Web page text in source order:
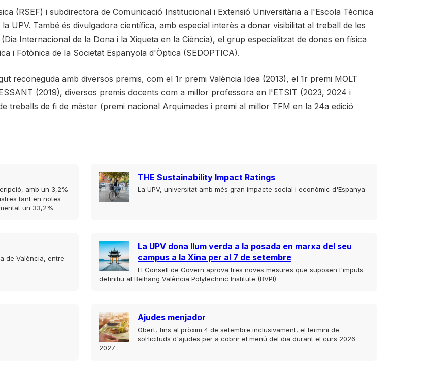
(RSEF) i subdirectora de Comunicació Institucional i Extensió Universitària a l'Escola Tècnica
UPV. També és divulgadora científica, amb especial interès a donar visibilitat al treball de les
Internacional de la Dona i la Xiqueta en la Ciència), el grup especialitzat de dones en física
i Fotònica de la Societat Espanyola d'Òptica (SEDOPTICA).
reconeguda amb diversos premis, com el 1r premi València Idea (2013), el 1r premi MOLT
(2019), diversos premis docents com a millor professora en l'ETSIT (2023, 2024 i
treballs de fi de màster (premi nacional Arquimedes i premi al millor TFM en la 24a edició
amb un 3,2%
tant en notes
un 33,2%
THE Sustainability Impact Ratings
La UPV, universitat amb més gran impacte social i econòmic d'Espanya
de València, entre
La UPV dona llum verda a la posada en marxa del seu
campus a la Xina per al 7 de setembre
El Consell de Govern aprova tres noves mesures que suposen l'impuls
definitiu al Beihang València Polytechnic Institute (BVPI)
Ajudes menjador
Obert, fins al pròxim 4 de setembre inclusivament, el termini de
sol·licituds d'ajudes per a cobrir el menú del dia durant el curs 2026-
2027